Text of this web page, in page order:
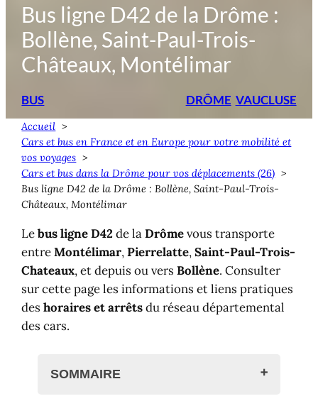
Bus ligne D42 de la Drôme :
Bollène, Saint-Paul-Trois-
Châteaux, Montélimar
BUS DRÔME VAUCLUSE
Accueil
Cars et bus en France et en Europe pour votre mobilité et
vos voyages
Cars et bus dans la Drôme pour vos déplacements (26)
Bus ligne D42 de la Drôme : Bollène, Saint-Paul-Trois-
Châteaux, Montélimar
Lebus ligne D42de laDrômevous transporte
entreMontélimar,Pierrelatte,Saint-Paul-Trois-
Chateaux, et depuis ou versBollène. Consulter
sur cette page les informations et liens pratiques
deshoraires et arrêtsdu réseau départemental
des cars.
SOMMAIRE